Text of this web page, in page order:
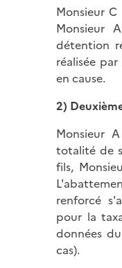
Monsieur
Monsieur
détention
réalisée
en cause.
2)
Monsieur
totalité de
fils,
renforcé
pour la
données
cas).